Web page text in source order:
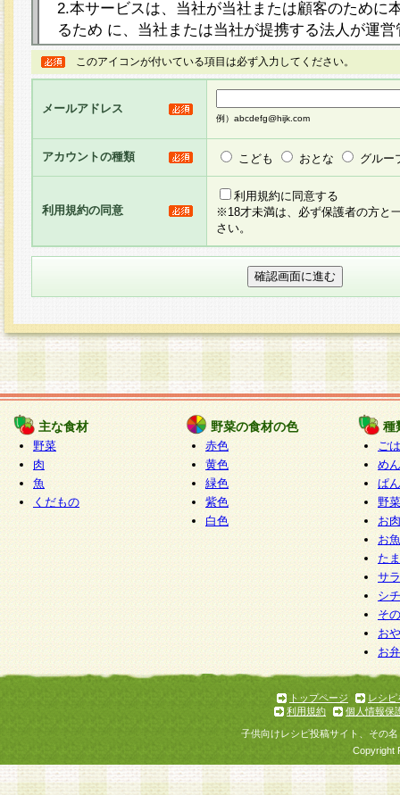
2.本サービスは、当社が当社または顧客のために
るため に、当社または当社が提携する法人が運
ト（以下「本サイト」といいます。）上に本サー
ージを設け、会員がアンケー ト調査に回答する
し、その結果を当社が集計・分析その他の利用を
るものです。なお、本サービスは、それぞれの目
員に対して本サービスの依頼を行うこともあり、
た全ての会員に対して本サービスの依頼をすると
りま す。
3.当社は、会員の事前の承諾を得ることなく、当
方 法・手段にて、本規約を任意に制定、変更ま
きるものとします。改定後の本規約等は、本規約
に掲示したときに、その 他の諸規定については
てその効力を生じるものとします。
4.本規約は、会員登録希望者による会員登録手続
の当社による会員登録の承認が完了した時点で会
たものとみなされ、会員に対して適用されるもの
5.当社がお聞きする個人情報は、すべて会員登録
で提 供いただいたものと考えております。従っ
自らの個人情報の提供を希望されない場合には、
をお預かりいたしません が、提供されないこと
商品やサービス等をご利用いただけない場合があ
了承ください。
6.当社は、お客様から当社が保有している個人情
加・ 利用停止等を求められた場合には、ご本人
て確認できた場合に限り、法令に準拠して合理的
いただきます。なお、開示 請求等の請求先は個
ります。
1.会員とは、本規約等を承諾のうえ、当社所定の
了し、当社が承認した者、グループとします。な
が以下に該当する場合は会員登録をすることがで
このアイコンが付いている項目は必ず入力してください。
メールアドレス
例）abcdefg@hijk.com
アカウントの種類 こども おとな グルー
利用規約の同意
利用規約に同意する
※18才未満は、必ず保護者の方と
さい。
主な食材
野菜
肉
魚
くだもの
野菜の食材の色
赤色
黄色
緑色
紫色
白色
種
ご
めん
ぱん
野
お
お
た
サ
シ
そ
お
お
トップページ
レシピ
利用規約
個人情報保
子供向けレシピ投稿サイト、その
Copyright